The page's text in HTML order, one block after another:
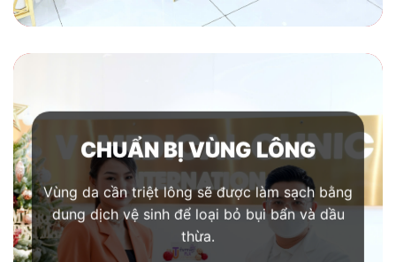
CHUẨN BỊ VÙNG LÔNG
Vùng da cần triệt lông sẽ được làm sạch bằng
dung dịch vệ sinh để loại bỏ bụi bẩn và dầu
thừa.